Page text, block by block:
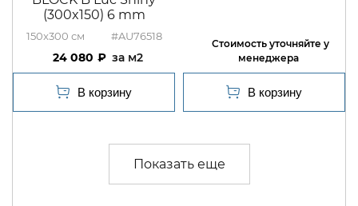
(300x150) 6 mm
150x300 #AU76518
24 080 м2